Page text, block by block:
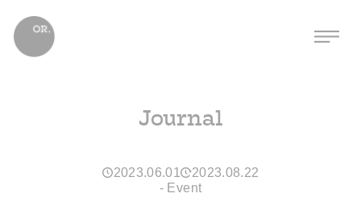
Journal
2023.06.01
2023.08.22
- Event